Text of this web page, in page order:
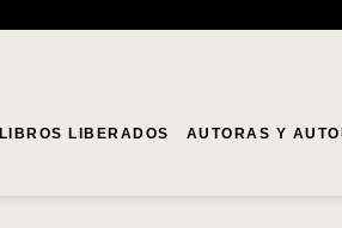
LIBROS LIBERADOS AUTORAS Y